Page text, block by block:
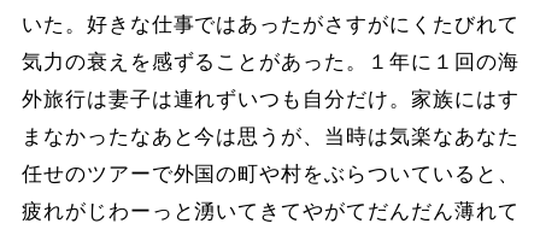
いた。好きな仕事ではあったがさすがにくたびれて
気力の衰えを感ずることがあった。１年に１回の海
外旅行は妻子は連れずいつも自分だけ。家族にはす
まなかったなあと今は思うが、当時は気楽なあなた
任せのツアーで外国の町や村をぶらついていると、
疲れがじわーっと湧いてきてやがてだんだん薄れて